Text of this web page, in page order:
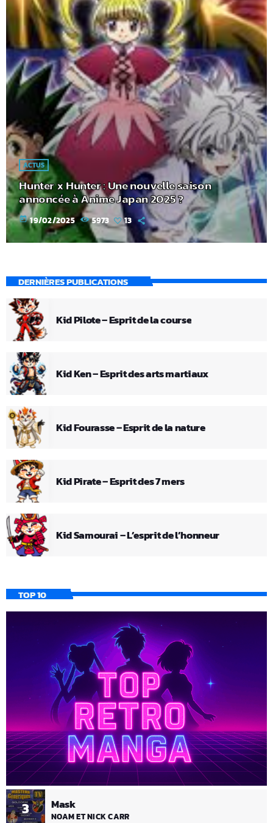
ACTUS
Hunter x Hunter : Une nouvelle saison
annoncée à Anime Japan 2025 ?
today 19/02/2025 5973 13
DERNIÈRES PUBLICATIONS
Kid Pilote – Esprit de la course
Kid Ken – Esprit des arts martiaux
Kid Fourasse – Esprit de la nature
Kid Pirate – Esprit des 7 mers
Kid Samourai – L’esprit de l’honneur
TOP 10
3 Mask
NOAM ET NICK CARR